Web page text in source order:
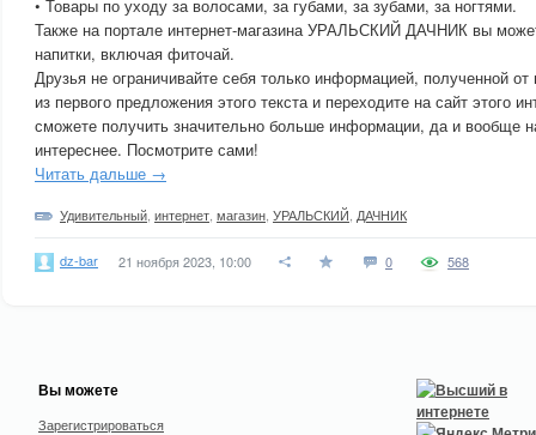
• Товары по уходу за волосами, за губами, за зубами, за ногтями.
Также на портале интернет-магазина УРАЛЬСКИЙ ДАЧНИК вы
напитки, включая фиточай.
Друзья не ограничивайте себя только информацией, полученной
из первого предложения этого текста и переходите на сайт этого
сможете получить значительно больше информации, да и вообще
интереснее. Посмотрите сами!
Читать дальше →
Удивительный интернет магазин УРАЛЬСКИЙ ДАЧНИК
dz-bar 21 ноября 2023, 10:00 0 568
Вы можете
Зарегистрироваться